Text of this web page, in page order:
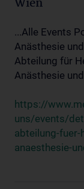
Wien
...Alle Events
Anästhesie
Abteilung für
Anästhesie
https://
uns/events/
abteilung-
anaesthesie-